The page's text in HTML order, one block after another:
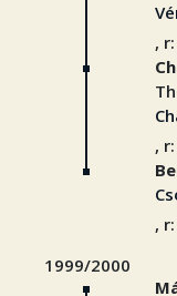
,
,
,
1999/2000